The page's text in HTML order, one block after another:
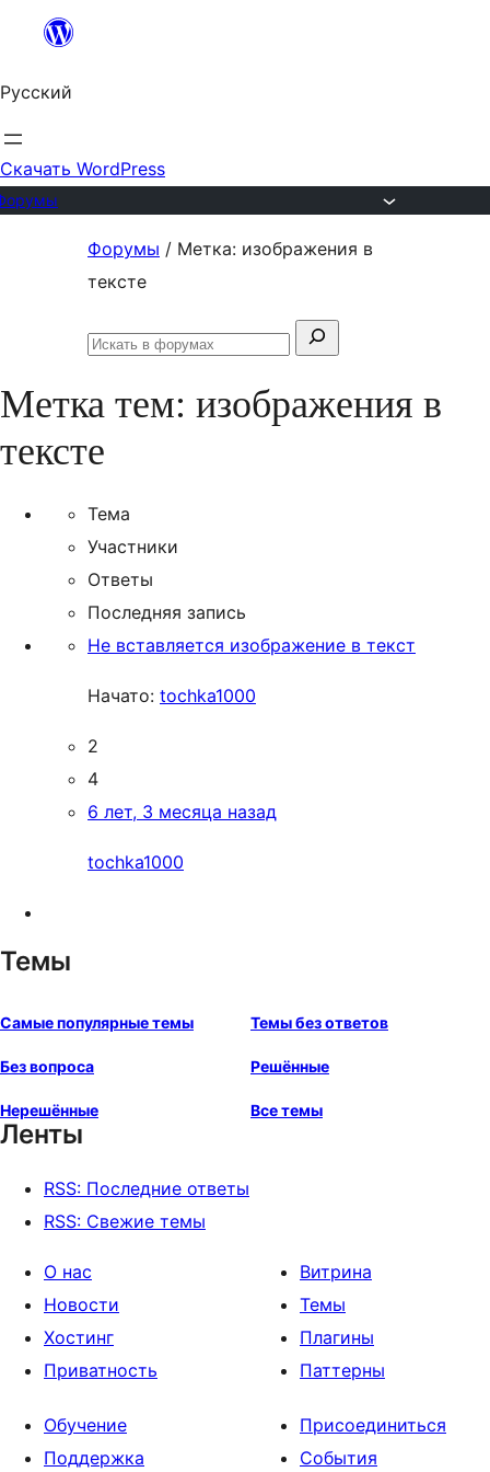
Перейти
содержимому
Русский
Скачать WordPress
Форумы / Метка: изображения в
тексте
Поиск:
Искать
Метка тем: изображения в
тексте
Тема
Участники
Ответы
Последняя запись
Не вставляется изображение в текст
Начато: tochka1000
2
4
6 лет, 3 месяца назад
tochka1000
Темы
Самые популярные темы Темы без ответов
Без вопроса Решённые
Нерешённые Все темы
Ленты
RSS: Последние ответы
RSS: Свежие темы
О нас
Новости
Хостинг
Приватность
Витрина
Темы
Плагины
Паттерны
Обучение
Поддержка
Присоединиться
События